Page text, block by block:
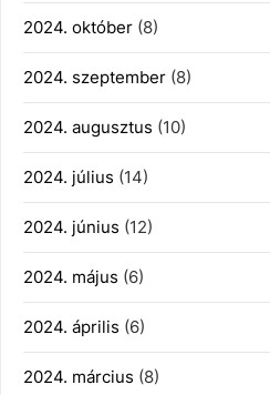
2024. október (8)
2024. szeptember (8)
2024. augusztus (10)
2024. július (14)
2024. június (12)
2024. május (6)
2024. április (6)
2024. március (8)